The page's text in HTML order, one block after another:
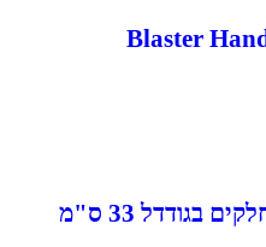
אופנוע מירוץ להרכבה 593 חלקים בגודדל 33 ס"מ